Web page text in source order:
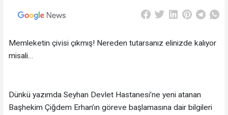
Memleketin çivisi çıkmış! Nereden tutarsanız elinizde kalıyor
misali…
Dünkü yazımda Seyhan Devlet Hastanesi’ne yeni atanan
Başhekim Çiğdem Erhan’ın göreve başlamasına dair bilgileri